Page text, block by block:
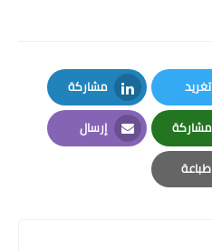
تغريد
Twitter
مشاركة
LinkedIn
مشاركة
Whatsapp
إرسال
Email
طباعة
Print